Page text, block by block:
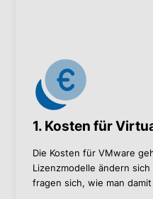
1. Kosten für
Die Kosten für VMware
Lizenzmodelle ändern
fragen sich, wie man
Architektur und
Bei VMware bleiben,
Kontaktieren Sie mich,